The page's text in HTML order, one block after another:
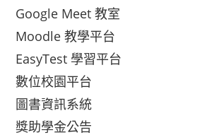
Google Meet 教室
Moodle 教學平台
EasyTest 學習平台
數位校園平台
圖書資訊系統
獎助學金公告